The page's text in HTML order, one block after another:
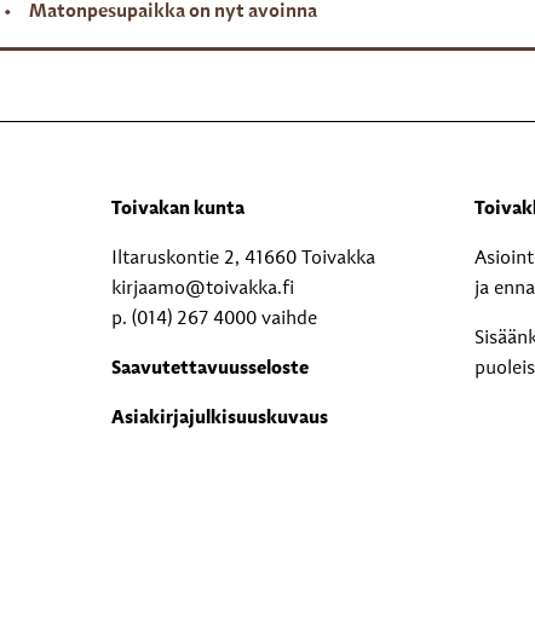
Matonpesupaikka on nyt avoinna
Toivakan kunta
Iltaruskontie 2, 41660 Toivakka
kirjaamo@toivakka.fi
p. (014) 267 4000 vaihde
Saavutettavuusseloste
Asiakirjajulkisuuskuvaus
ja